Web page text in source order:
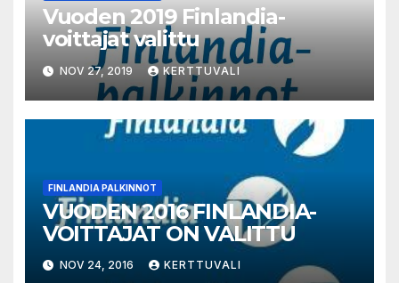
Vuoden 2019 Finlandia-
voittajat valittu
NOV 27, 2019 KERTTUVALI
FINLANDIA PALKINNOT
VUODEN 2016 FINLANDIA-
VOITTAJAT ON VALITTU
NOV 24, 2016 KERTTUVALI